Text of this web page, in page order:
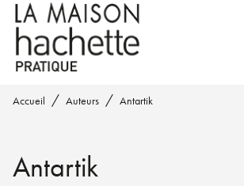
MENU RECHERCHE
PIED DE PAGE
Accueil / Auteurs / Antartik
Antartik